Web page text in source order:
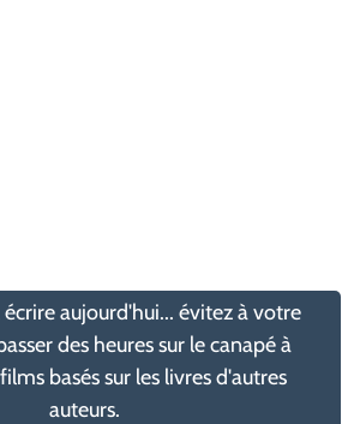
aujourd'hui... évitez à votre
des heures sur le canapé à
basés sur les livres d'autres
auteurs.